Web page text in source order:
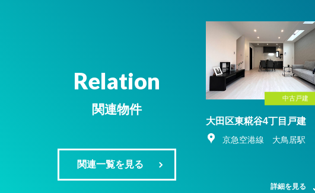
Relation
関連物件
関連一覧を見る
中古戸建
大田区東糀谷4丁目戸建
京急空港線 大鳥居駅
詳細を見る